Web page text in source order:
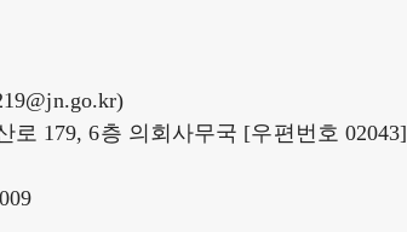
179, 6층 의회사무국 [우편번호 02043]